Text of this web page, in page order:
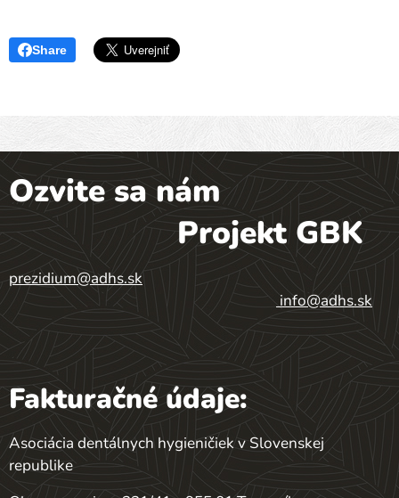
Share
Ozvite sa nám
Projekt GBK
prezidium@adhs.sk
info@adhs.sk
Fakturačné údaje:
Asociácia dentálnych hygieničiek v Slovenskej
republike